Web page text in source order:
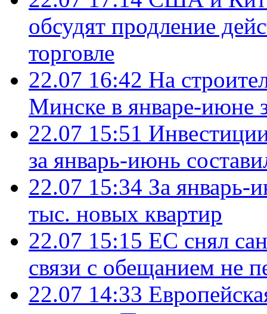
обсудят продление
торговле
22.07 16:42 На
Минске в январе-июне
22.07 15:51
за январь-июнь
22.07 15:34 За январь-
тыс. новых квартир
22.07 15:15 ЕС снял
связи с обещанием не
22.07 14:33